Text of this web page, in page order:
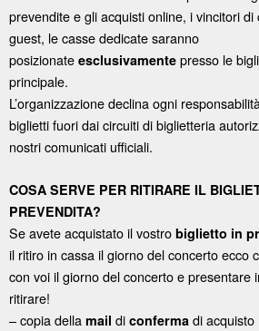
prevendite e gli acquisti online, i vincitori
guest, le casse dedicate saranno
posizionate esclusivamente presso le
principale.
L’organizzazione declina ogni
biglietti fuori dai circuiti di biglietteria
nostri comunicati ufficiali.
COSA SERVE PER RITIRARE IL
PREVENDITA?
Se avete acquistato il vostro biglietto in
il ritiro in cassa il giorno del concerto ecco
con voi il giorno del concerto e presentare
ritirare!
– copia della mail di conferma di acquisto